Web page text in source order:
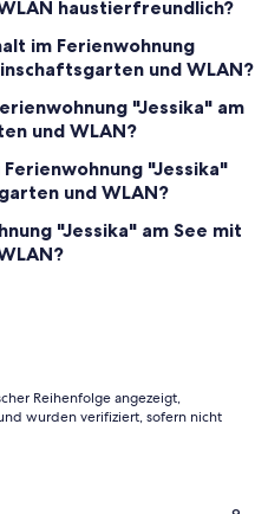
haustierfreundlich?
im Ferienwohnung
und WLAN?
"Jessika" am
und WLAN?
"Jessika"
und WLAN?
"Jessika" am See mit
Reihenfolge angezeigt,
wurden verifiziert, sofern nicht